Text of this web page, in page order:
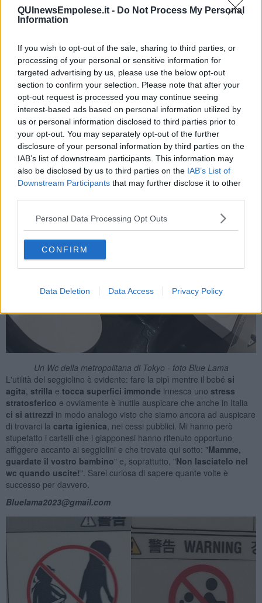
QUInewsEmpolese.it - Do Not Process My Personal
Information
If you wish to opt-out of the sale, sharing to third parties, or
processing of your personal or sensitive information for
targeted advertising by us, please use the below opt-out
section to confirm your selection. Please note that after your
opt-out request is processed you may continue seeing
interest-based ads based on personal information utilized by
us or personal information disclosed to third parties prior to
your opt-out. You may separately opt-out of the further
disclosure of your personal information by third parties on the
IAB’s list of downstream participants. This information may
also be disclosed by us to third parties on the IAB’s List of
Downstream Participants that may further disclose it to other
Personal Data Processing Opt Outs
CONFIRM
Data Deletion Data Access Privacy Policy
I quartieri di Gamlastan e, sullo sfondo, di Sodermalm a Stoccolma
- foto Blue Lama
Termino, per ora, con iseggiolini per bambini piccolispesso
posizionati nei bagni pubblici giapponesi, soprattutto in quelli della
metroo dellestazioni ferroviarie.
Un Wc della metropolitana di Tokyo - foto Blue Lama
L'utilità del seggiolino è evidente: fare la pipì mentre il bebé si
agita, strilla e tocca superfici immonde innesca uno stress
stratosferico e ovviamente è inutile auspicare che anche in Italia
ci si attrezzi in modo analogo visto che siamo ancora ad auspicare
di trovarci la carta igienica, nei cessi pubblici. Mi hanno però
stupefatto i cartelli che i giapponesi hanno ritenuto opportuno
affiggere accanto ai seggiolini e che trovate qui sotto: "Mamme,
guardate il vostro bambino" e, soprattutto, "Non lasciatelo nel
wc quando uscite!". Sarei curiosa di sapere quante volte è
successo per davvero.
Bluelama2023@gmail.com